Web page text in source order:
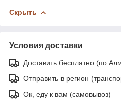
Скрыть
Условия доставки
Доставить бесплатно (по
Отправить в регион
Ок, еду к вам (самовывоз)